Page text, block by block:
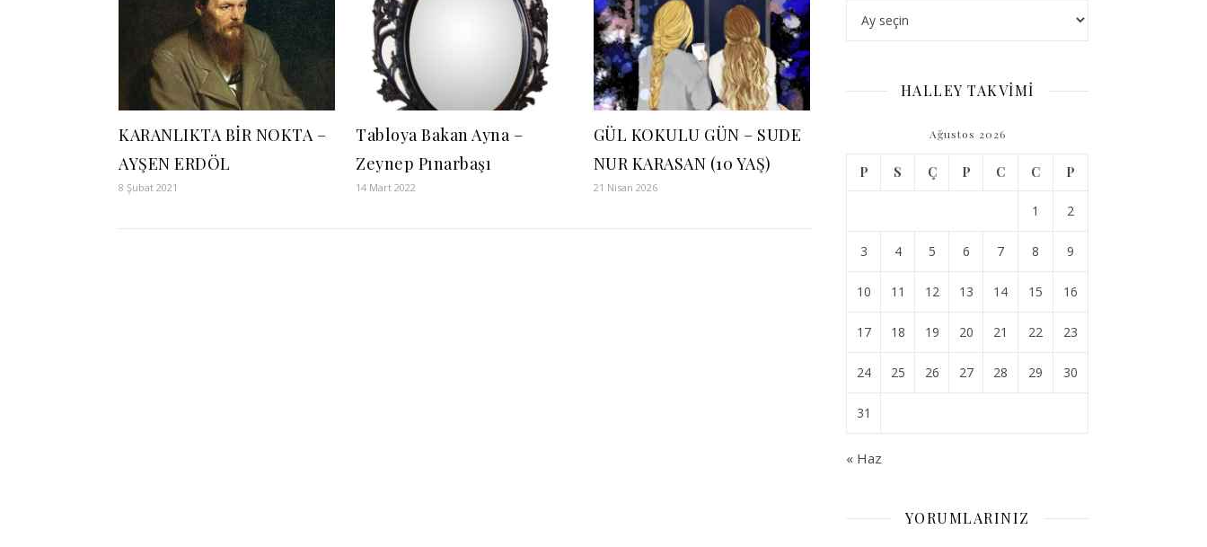
KARANLIKTA BİR NOKTA –
AYŞEN ERDÖL
8 Şubat 2021
Tabloya Bakan Ayna –
Zeynep Pınarbaşı
14 Mart 2022
GÜL KOKULU GÜN – SUDE
NUR KARASAN (10 YAŞ)
21 Nisan 2026
HALLEY TAKVİMİ
Ağustos 2026
P S Ç P C C P
1 2
3 4 5 6 7 8 9
10 11 12 13 14 15 16
17 18 19 20 21 22 23
24 25 26 27 28 29 30
31
« Haz
YORUMLARINIZ